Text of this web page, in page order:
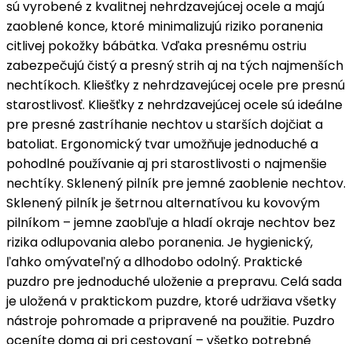
sú vyrobené z kvalitnej nehrdzavejúcej ocele a majú
zaoblené konce, ktoré minimalizujú riziko poranenia
citlivej pokožky bábätka. Vďaka presnému ostriu
zabezpečujú čistý a presný strih aj na tých najmenších
nechtíkoch. Kliešťky z nehrdzavejúcej ocele pre presnú
starostlivosť. Kliešťky z nehrdzavejúcej ocele sú ideálne
pre presné zastríhanie nechtov u starších dojčiat a
batoliat. Ergonomický tvar umožňuje jednoduché a
pohodlné používanie aj pri starostlivosti o najmenšie
nechtíky. Sklenený pilník pre jemné zaoblenie nechtov.
Sklenený pilník je šetrnou alternatívou ku kovovým
pilníkom – jemne zaobľuje a hladí okraje nechtov bez
rizika odlupovania alebo poranenia. Je hygienický,
ľahko omývateľný a dlhodobo odolný. Praktické
puzdro pre jednoduché uloženie a prepravu. Celá sada
je uložená v praktickom puzdre, ktoré udržiava všetky
nástroje pohromade a pripravené na použitie. Puzdro
oceníte doma aj pri cestovaní – všetko potrebné